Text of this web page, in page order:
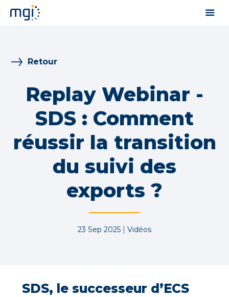
Retour
Replay Webinar -
SDS : Comment
réussir la transition
du suivi des
exports ?
23 Sep 2025 Vidéos
SDS, le successeur d’ECS